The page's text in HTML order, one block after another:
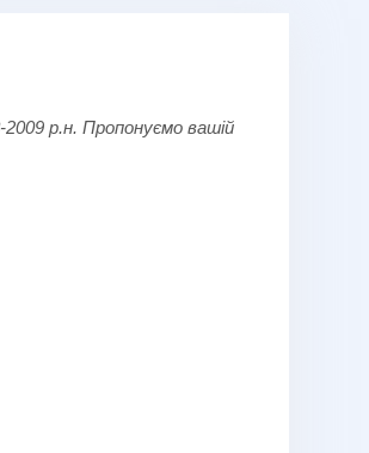
-2009 р.н. Пропонуємо вашій